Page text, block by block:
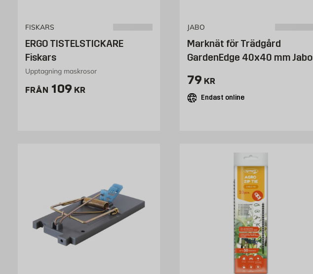
FISKARS
ERGO TISTELSTICKARE
Fiskars
Upptagning maskrosor
FRÅN Pris 109 kr
109 KR
JABO
Marknät för Trädgård
GardenEdge 40x40 mm Jabo
Pris 79 kr
79 KR
Endast online